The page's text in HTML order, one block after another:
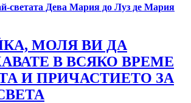
светата Дева Мария до Луз де Мария
МОЛЯ ВИ ДА
В ВСЯКО ВРЕМЕ
И ПРИЧАСТИЕТО ЗА